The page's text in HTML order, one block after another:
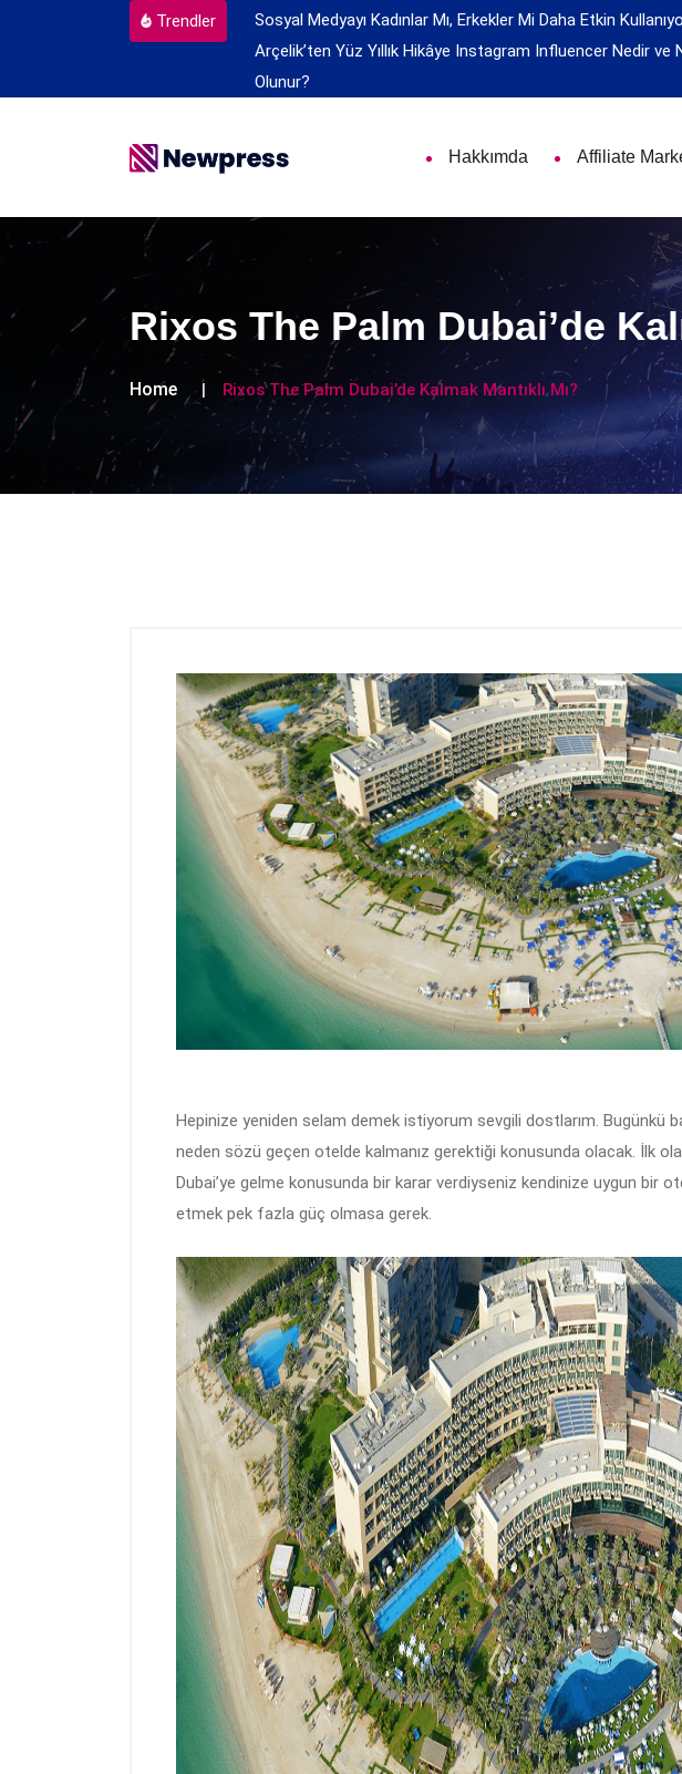
Trendler
Sosyal Medyayı Kadınlar Mı, Erkekler Mi Daha Etkin
Arçelik’ten Yüz Yıllık Hikâye Instagram Influencer Nedir ve
Olunur?
Hakkımda Affiliate
Rixos The Palm Dubai’de
Home Rixos The Palm Dubai’de Kalmak Mantıklı Mı?
Hepinize yeniden selam demek istiyorum sevgili dostlarım. Bugünkü
neden sözü geçen otelde kalmanız gerektiği konusunda olacak. İlk
Dubai’ye gelme konusunda bir karar verdiyseniz kendinize uygun bir
etmek pek fazla güç olmasa gerek.